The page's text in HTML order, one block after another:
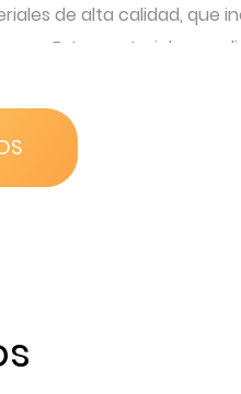
de alta calidad, que
Estos materiales se
que también esté
de 170 gramos, esta
compañera para tus
cuidadosamente
cm x 47 cm x 61 cm, lo
eficientes. La caja